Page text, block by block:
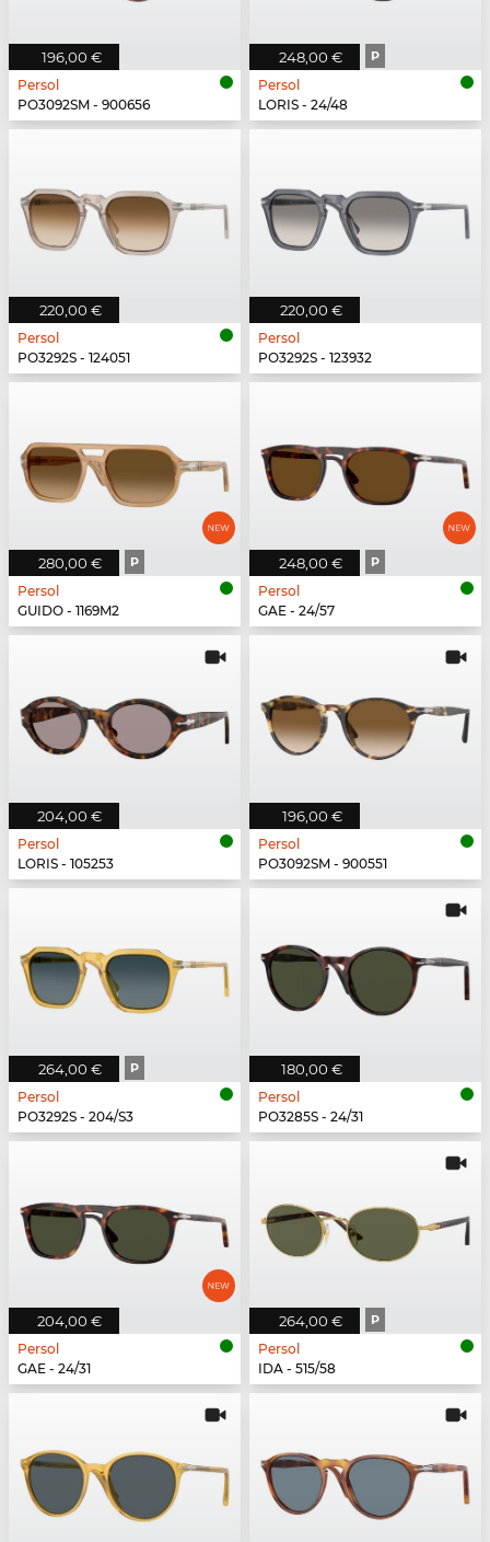
196,00 €
Persol
PO3092SM - 900656
248,00 € P
Persol
LORIS - 24/48
220,00 €
Persol
PO3292S - 124051
220,00 €
Persol
PO3292S - 123932
280,00 € P
Persol
GUIDO - 1169M2
248,00 € P
Persol
GAE - 24/57
204,00 €
Persol
LORIS - 105253
196,00 €
Persol
PO3092SM - 900551
264,00 € P
Persol
PO3292S - 204/S3
180,00 €
Persol
PO3285S - 24/31
204,00 €
Persol
GAE - 24/31
264,00 € P
Persol
IDA - 515/58